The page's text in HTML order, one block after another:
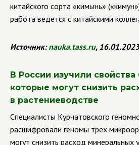
китайского сорта «кимынь»
работа ведется с китайскими
Источник:nauka.tass.ru, 16.01.2023
В России изучили свойства
которые могут снизить
в растениеводстве
Специалисты Курчатовского
расшифровали геномы трех
могут снизить расход минеральных